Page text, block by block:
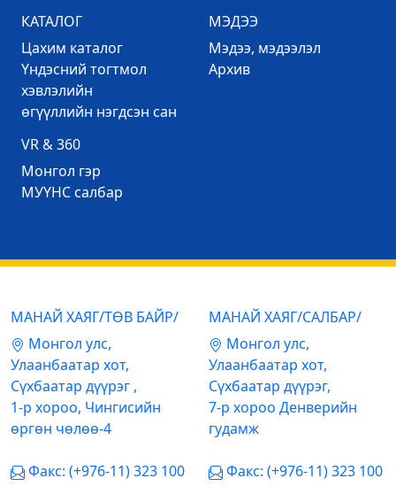
КАТАЛОГ
Цахим каталог
Үндэсний тогтмол
хэвлэлийн
өгүүллийн нэгдсэн сан
МЭДЭЭ
Mэдээ, мэдээлэл
Архив
VR & 360
Mонгол гэр
МУҮНС салбар
МАНАЙ ХАЯГ/ТӨВ БАЙР/
Mонгол улс,
Улаанбаатар хот,
Сүхбаатар дүүрэг ,
1-р хороо, Чингисийн
өргөн чөлөө-4
Факс: (+976-11) 323 100
МАНАЙ ХАЯГ/САЛБАР/
Mонгол улс,
Улаанбаатар хот,
Сүхбаатар дүүрэг,
7-р хороо Денверийн
гудамж
Факс: (+976-11) 323 100